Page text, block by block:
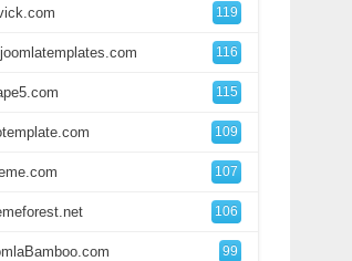
119
116
115
109
107
106
99